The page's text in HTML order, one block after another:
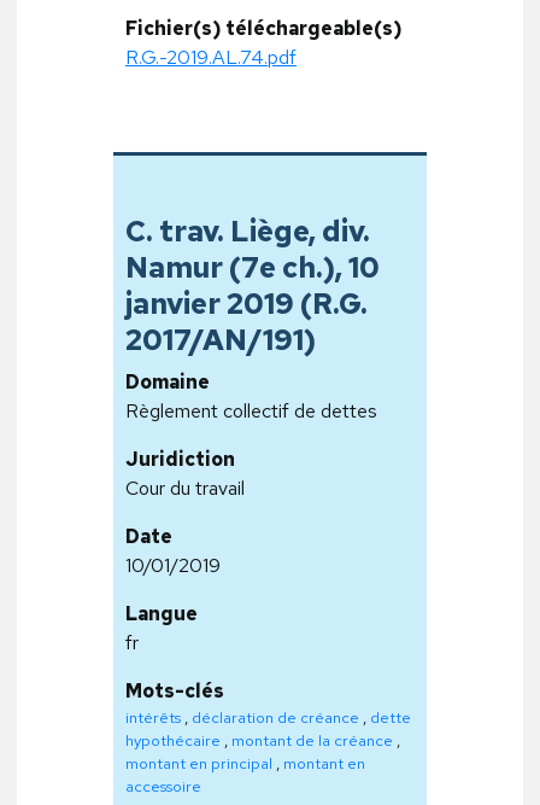
Fichier(s) téléchargeable(s)
R.G.-2019.AL.74.pdf
C. trav. Liège, div.
Namur (7e ch.), 10
janvier 2019 (R.G.
2017/AN/191)
Domaine
Règlement collectif de dettes
Juridiction
Cour du travail
Date
10/01/2019
Langue
fr
Mots-clés
intérêts , déclaration de créance , dette
hypothécaire , montant de la créance ,
montant en principal , montant en
accessoire